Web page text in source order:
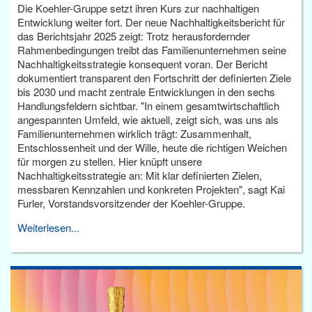
Die Koehler-Gruppe setzt ihren Kurs zur nachhaltigen
Entwicklung weiter fort. Der neue Nachhaltigkeitsbericht für
das Berichtsjahr 2025 zeigt: Trotz herausfordernder
Rahmenbedingungen treibt das Familienunternehmen seine
Nachhaltigkeitsstrategie konsequent voran. Der Bericht
dokumentiert transparent den Fortschritt der definierten Ziele
bis 2030 und macht zentrale Entwicklungen in den sechs
Handlungsfeldern sichtbar. "In einem gesamtwirtschaftlich
angespannten Umfeld, wie aktuell, zeigt sich, was uns als
Familienunternehmen wirklich trägt: Zusammenhalt,
Entschlossenheit und der Wille, heute die richtigen Weichen
für morgen zu stellen. Hier knüpft unsere
Nachhaltigkeitsstrategie an: Mit klar definierten Zielen,
messbaren Kennzahlen und konkreten Projekten", sagt Kai
Furler, Vorstandsvorsitzender der Koehler-Gruppe.
Weiterlesen...